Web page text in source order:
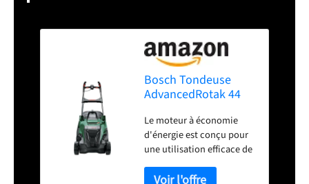
Bosch Tondeuse
AdvancedRotak 44
Le moteur à économie
d'énergie est conçu pour
une utilisation efficace de
l'énergie et offre une
expérience de tonte